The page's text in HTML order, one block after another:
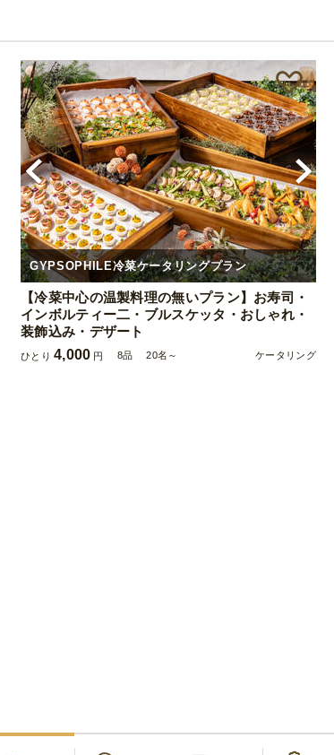
GYPSOPHILE冷菜ケータリングプラン
【冷菜中心の温製料理の無いプラン】お寿司・
インボルティー二・ブルスケッタ・おしゃれ・
装飾込み・デザート
ひとり 4,000 円 8品 20名～ ケータリング